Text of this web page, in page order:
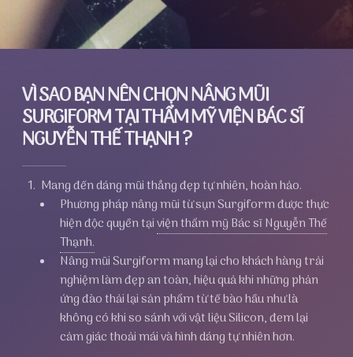
VÌ SAO BẠN NÊN CHỌN NÂNG MŨI
SURGIFORM TẠI THẨM MỸ VIỆN BÁC SĨ
NGUYỄN THẾ THẠNH ?
Mang đến dáng mũi thẳng đẹp tự nhiên, hoàn hảo.
Phương pháp nâng mũi từ sụn Surgiform được thực
hiện độc quyền tạiviện thẩm mỹ Bác sĩ Nguyễn Thế
Thạnh.
Nâng mũi Surgiform mang lại cho khách hàng trải
nghiệm làm đẹp an toàn, hiệu quả khi những phản
ứng đào thải lại sản phẩm từ tế bào hầu như là
không có khi so sánh với vật liệu Silicon, đem lại
cảm giác thoải mái và hình dáng tự nhiên hơn.